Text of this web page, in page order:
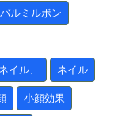
ルミルボン
イル、 ネイル
小顔効果